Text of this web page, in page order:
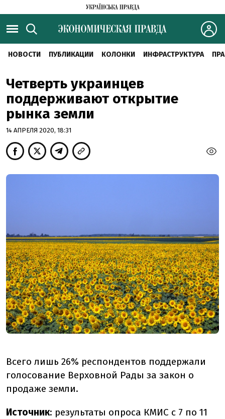
НОВОСТИ ПУБЛИКАЦИИ КОЛОНКИ ИНФРАСТРУКТУРА
Четверть украинцев
поддерживают открытие
рынка земли
14 АПРЕЛЯ 2020, 18:31
Всего лишь 26% респондентов поддержали
голосование Верховной Рады за закон о
продаже земли.
Источник: результаты опроса КМИС с 7 по 11